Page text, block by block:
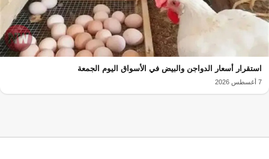
استقرار أسعار الدواجن والبيض في الأسواق اليوم الجمعة
7 أغسطس 2026